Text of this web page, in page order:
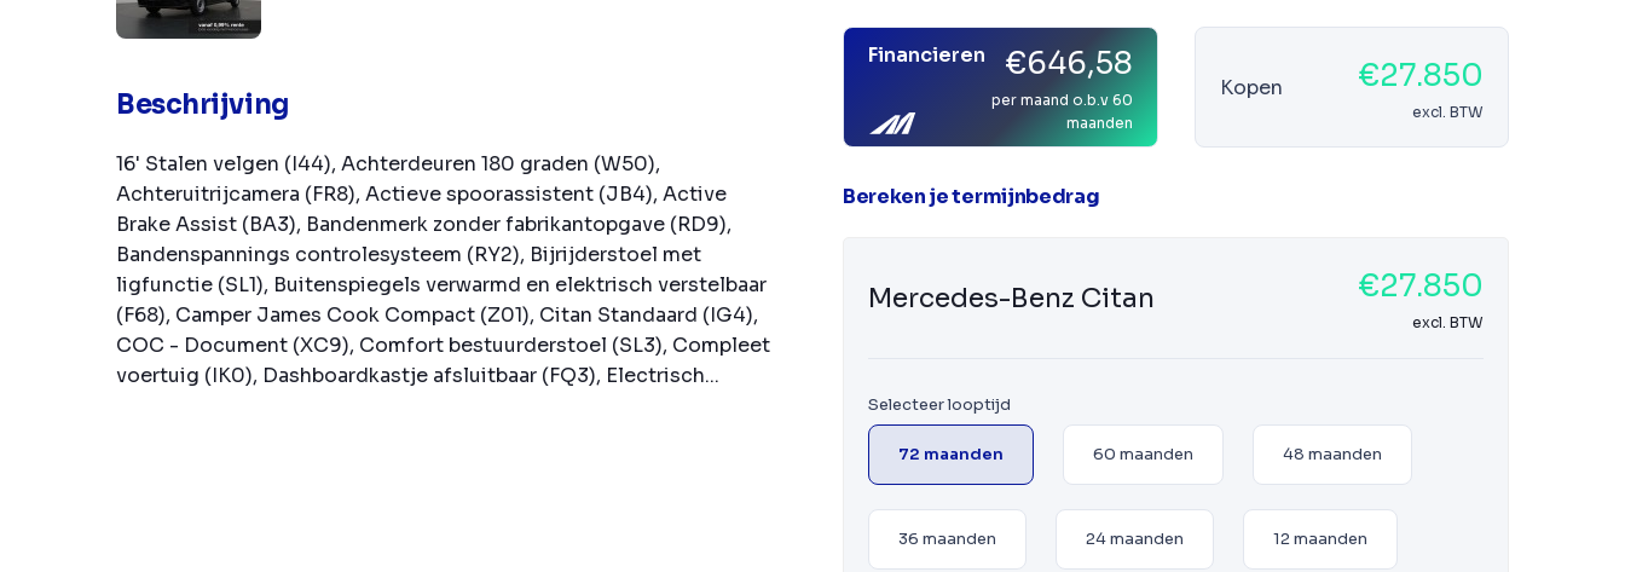
Beschrijving
16' Stalen velgen (I44), Achterdeuren 180 graden (W50),
Achteruitrijcamera (FR8), Actieve spoorassistent (JB4), Active
Brake Assist (BA3), Bandenmerk zonder fabrikantopgave (RD9),
Bandenspannings controlesysteem (RY2), Bijrijderstoel met
ligfunctie (SL1), Buitenspiegels verwarmd en elektrisch verstelbaar
(F68), Camper James Cook Compact (Z01), Citan Standaard (IG4),
COC - Document (XC9), Comfort bestuurderstoel (SL3), Compleet
voertuig (IK0), Dashboardkastje afsluitbaar (FQ3), Electrisch...
Financieren €646,58
per maand o.b.v 60
maanden
Kopen €27.850
excl. BTW
Bereken je termijnbedrag
Mercedes-Benz Citan €27.850
excl. BTW
Selecteer looptijd
72 maanden 60 maanden 48 maanden
36 maanden 24 maanden 12 maanden